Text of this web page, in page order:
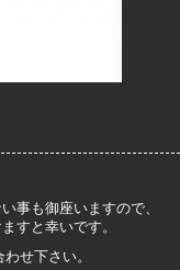
事も御座いますので、
すと幸いです。
せ下さい。